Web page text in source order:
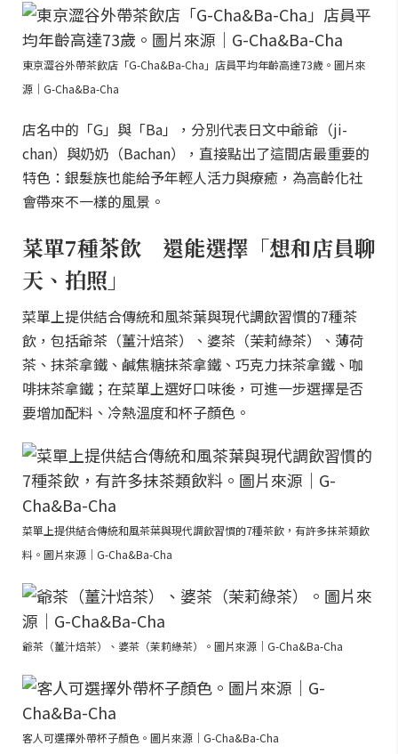
東京澀谷外帶茶飲店「G-Cha&Ba-Cha」店員平均年齡高達73歲。圖片來
源｜G-Cha&Ba-Cha
店名中的「G」與「Ba」，分別代表日文中爺爺（ji-
chan）與奶奶（Bachan），直接點出了這間店最重要的
特色：銀髮族也能給予年輕人活力與療癒，為高齡化社
會帶來不一樣的風景。
菜單7種茶飲 還能選擇「想和店員聊
天、拍照」
菜單上提供結合傳統和風茶葉與現代調飲習慣的7種茶
飲，包括爺茶（薑汁焙茶）、婆茶（茉莉綠茶）、薄荷
茶、抹茶拿鐵、鹹焦糖抹茶拿鐵、巧克力抹茶拿鐵、咖
啡抹茶拿鐵；在菜單上選好口味後，可進一步選擇是否
要增加配料、冷熱溫度和杯子顏色。
菜單上提供結合傳統和風茶葉與現代調飲習慣的7種茶飲，有許多抹茶類飲
料。圖片來源｜G-Cha&Ba-Cha
爺茶（薑汁焙茶）、婆茶（茉莉綠茶）。圖片來源｜G-Cha&Ba-Cha
客人可選擇外帶杯子顏色。圖片來源｜G-Cha&Ba-Cha